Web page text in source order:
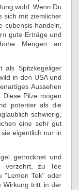
wohl. Wenn Du
sich mit ziemlicher
cubensis handeln,
gute Erträge und
Mengen an
als Spitzkegeliger
in den USA und
Aussehen
Diese Pilze mögen
potenter als die
schwierig,
eine sehr gut
eigentlich nur in
getrocknet und
verzehrt, zu Tee
"Lemon Tek" oder
Wirkung tritt in der